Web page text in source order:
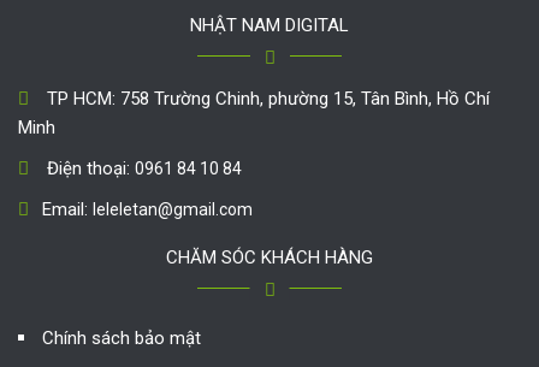
NHẬT NAM DIGITAL
TP HCM: 758 Trường Chinh, phường 15, Tân Bình, Hồ Chí
Minh
Điện thoại: 0961 84 10 84
Email: leleletan@gmail.com
CHĂM SÓC KHÁCH HÀNG
Chính sách bảo mật